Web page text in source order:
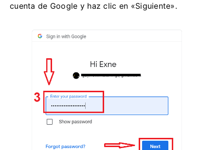
cuenta de Google y haz clic en «Siguiente».